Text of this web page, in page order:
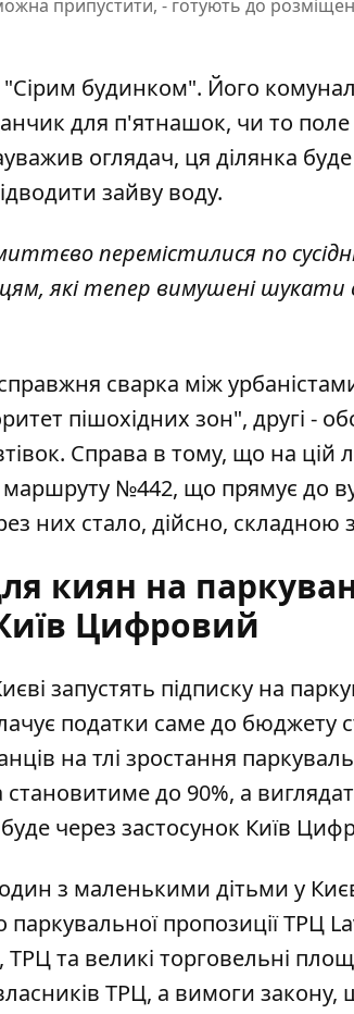
припустити, - готують до
будинком". Його
для п'ятнашок, чи то поле
оглядач, ця ділянка буде
зайву воду.
перемістилися по
які тепер вимушені шукати
сварка між
пішохідних зон", другі -
Справа в тому, що на цій
маршруту №442, що прямує до
них стало, дійсно, складною
киян на
Цифровий
запустять підписку на
податки саме до бюджету
на тлі зростання
до 90%, а
через застосунок Київ
з маленькими дітьми у
пропозиції ТРЦ
ТРЦ та великі торговельні
ТРЦ, а вимоги закону,